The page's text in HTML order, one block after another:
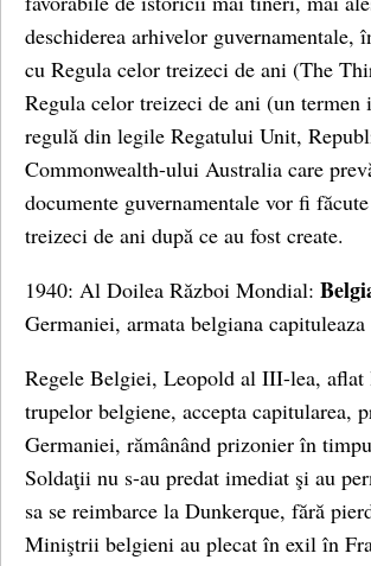
deschiderea arhivelor guvernamentale,
cu Regula celor treizeci de ani (The
Regula celor treizeci de ani (un termen
regulă din legile Regatului Unit,
Commonwealth-ului Australia care
documente guvernamentale vor fi
treizeci de ani după ce au fost create.
1940: Al Doilea Război Mondial:
Germaniei, armata belgiana capituleaza
Regele Belgiei, Leopold al III-lea, aflat
trupelor belgiene, accepta capitularea,
Germaniei, rămânând prizonier în
Soldaţii nu s-au predat imediat şi au
sa se reimbarce la Dunkerque, fără
Miniştrii belgieni au plecat în exil în